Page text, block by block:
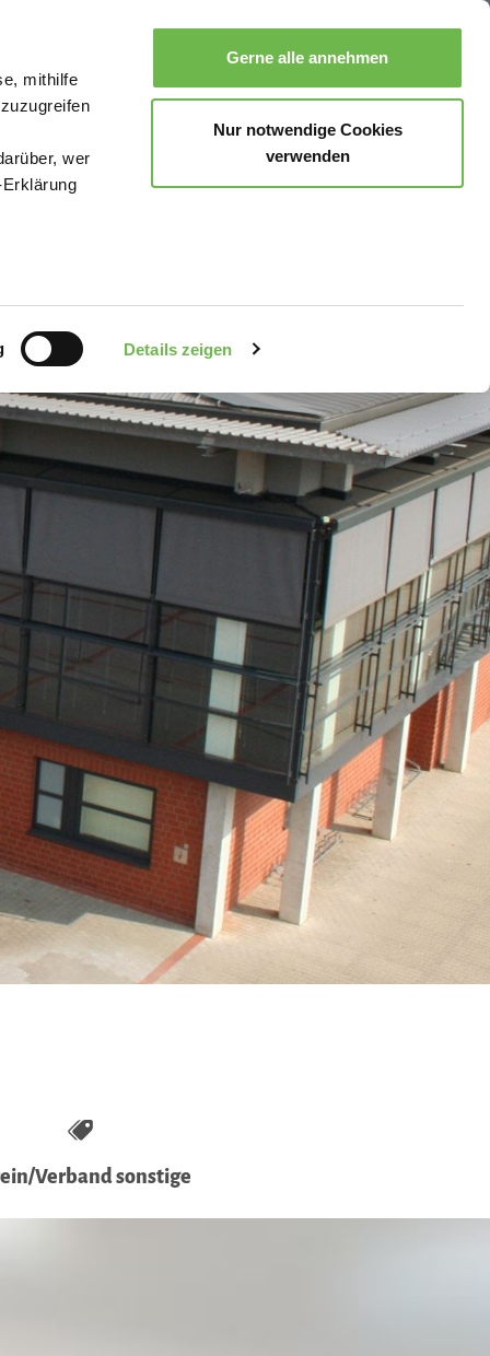
mithilfe
wer
Medien
in
Google
1 S. 1 lit.
Kontroll-
Details zeigen
Gerne alle annehmen
Nur notwendige Cookies
verwenden
Suche Buchen Menü
Verband sonstige